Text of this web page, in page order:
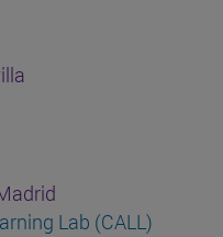
Lab (CALL)